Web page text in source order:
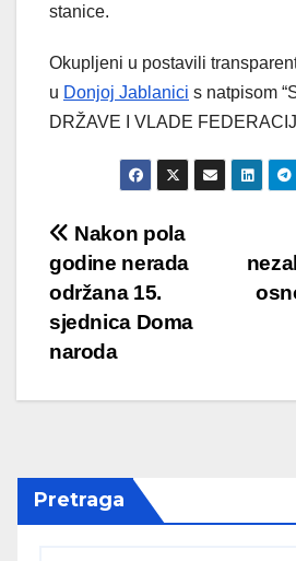
stanice.
Okupljeni u postavili
u Donjoj Jablanici s natpisom
DRŽAVE I VLADE
Post
navigation
Nakon pola
godine nerada
održana 15.
sjednica Doma
naroda
Pretraga